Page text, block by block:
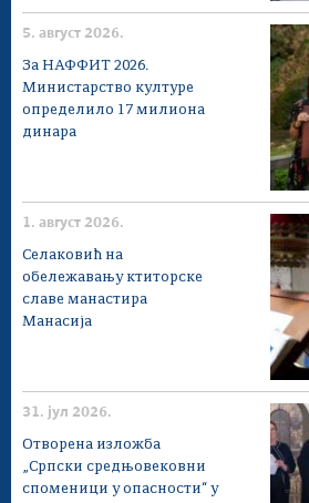
5. август 2026.
За НАФФИТ 2026.
Министарство културе
определило 17 милиона
динара
1. август 2026.
Селаковић на
обележавању ктиторске
славе манастира
Манасија
31. јул 2026.
Отворена изложба
„Српски средњовековни
споменици у опасности“ у